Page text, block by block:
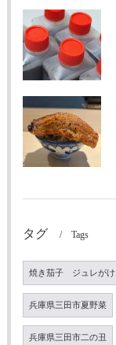
タグ Tags
焼き茄子 ジュレがけ
兵庫県三田市夏野菜
兵庫県三田市二の丑